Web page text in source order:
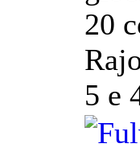
20
5 e